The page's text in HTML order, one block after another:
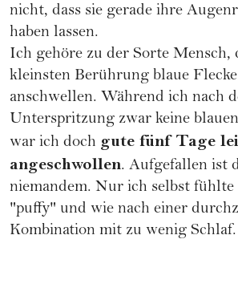
nicht, dass sie gerade ihre
haben lassen.
Ich gehöre zu der Sorte Mensch,
kleinsten Berührung blaue
anschwellen. Während ich nach
Unterspritzung zwar keine
war ich doch gute fünf Tage
angeschwollen. Aufgefallen ist
niemandem. Nur ich selbst fühlte
"puffy" und wie nach einer
Kombination mit zu wenig